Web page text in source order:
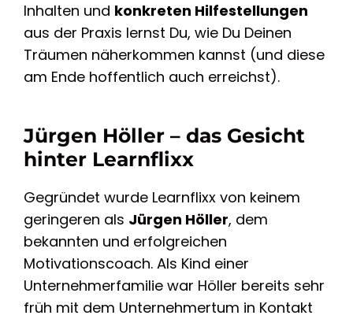
Inhalten und konkreten Hilfestellungen
aus der Praxis lernst Du, wie Du Deinen
Träumen näherkommen kannst (und diese
am Ende hoffentlich auch erreichst).
Jürgen Höller – das Gesicht
hinter Learnflixx
Gegründet wurde Learnflixx von keinem
geringeren als Jürgen Höller, dem
bekannten und erfolgreichen
Motivationscoach. Als Kind einer
Unternehmerfamilie war Höller bereits sehr
früh mit dem Unternehmertum in Kontakt